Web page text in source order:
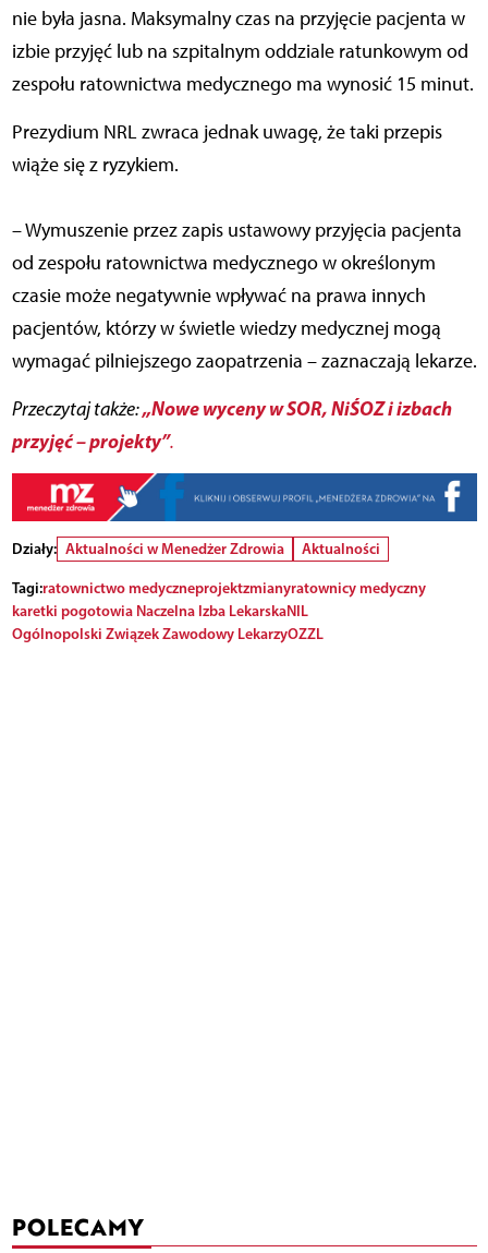
nie była jasna. Maksymalny czas na przyjęcie pacjenta w
izbie przyjęć lub na szpitalnym oddziale ratunkowym od
zespołu ratownictwa medycznego ma wynosić 15 minut.
Prezydium NRL zwraca jednak uwagę, że taki przepis
wiąże się z ryzykiem.
– Wymuszenie przez zapis ustawowy przyjęcia pacjenta
od zespołu ratownictwa medycznego w określonym
czasie może negatywnie wpływać na prawa innych
pacjentów, którzy w świetle wiedzy medycznej mogą
wymagać pilniejszego zaopatrzenia – zaznaczają lekarze.
Przeczytaj także:„Nowe wyceny w SOR, NiŚOZ i izbach
przyjęć – projekty”.
Działy: Aktualności w Menedżer Zdrowia
Aktualności
Tagi:ratownictwo medyczneprojektzmianyratownicy medyczny
karetki pogotowia Naczelna Izba LekarskaNIL
Ogólnopolski Związek Zawodowy LekarzyOZZL
POLECAMY